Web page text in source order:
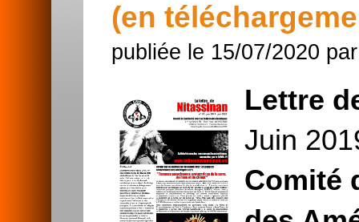
(en
publiée le 15/07/2020
Lettre
Juin
Comité